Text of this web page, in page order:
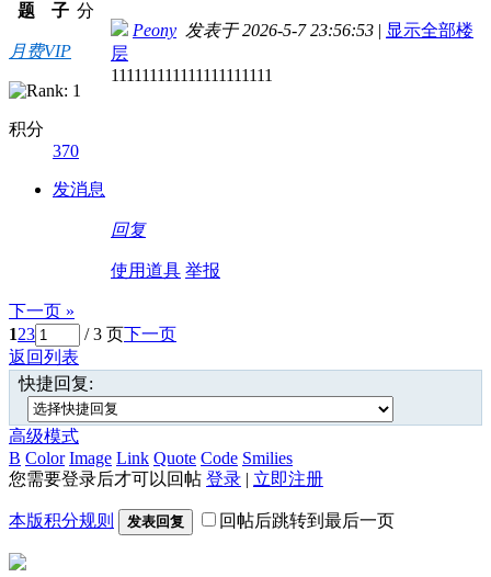
题
子 分
月费VIP
积分
370
发消息
Peony 发表于 2026-5-7 23:56:53 | 显示全部楼
层
111111111111111111111
回复
使用道具 举报
下一页 »
123 / 3 页下一页
返回列表
快捷回复:
高级模式
B Color Image Link Quote Code Smilies
您需要登录后才可以回帖 登录 | 立即注册
本版积分规则 发表回复 回帖后跳转到最后一页